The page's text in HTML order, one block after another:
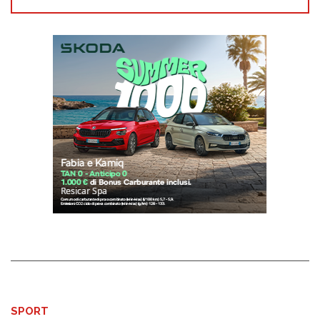
SPORT